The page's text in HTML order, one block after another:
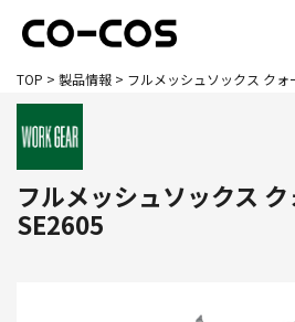
TOP > 製品情報 > フルメッシュソックス クォ
フルメッシュソックス
SE2605